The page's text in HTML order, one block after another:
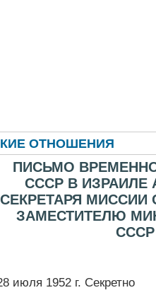
ОТНОШЕНИЯ
ПИСЬМО
СССР В ИЗРАИЛЕ
СЕКРЕТАРЯ МИССИИ
ЗАМЕСТИТЕЛЮ
июля 1952 г. Секретно